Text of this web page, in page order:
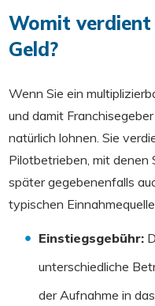
Womit verdient
Geld?
Wenn Sie ein
und damit
natürlich lohnen. Sie
Pilotbetrieben, mit denen
später gegebenenfalls
typischen
Einstiegsgebühr:
unterschiedliche
der Aufnahme in